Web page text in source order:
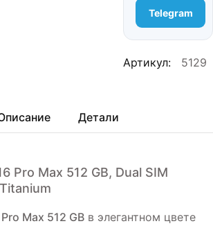
Telegram
Артикул: 5129
Детали
Pro Max 512 GB, Dual SIM
Max 512 GB в элегантном цвете